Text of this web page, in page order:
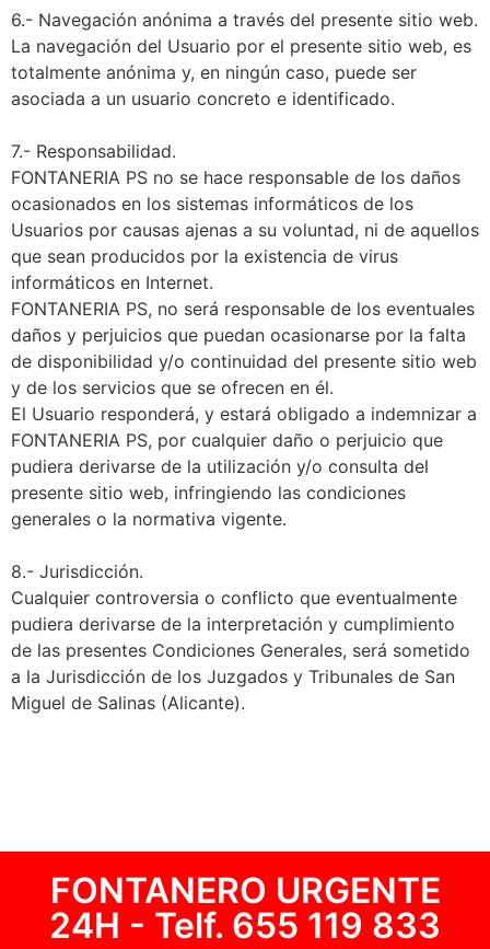
6.- Navegación anónima a través del presente sitio web.
La navegación del Usuario por el presente sitio web, es
totalmente anónima y, en ningún caso, puede ser
asociada a un usuario concreto e identificado.
7.- Responsabilidad.
FONTANERIA PS no se hace responsable de los daños
ocasionados en los sistemas informáticos de los
Usuarios por causas ajenas a su voluntad, ni de aquellos
que sean producidos por la existencia de virus
informáticos en Internet.
FONTANERIA PS, no será responsable de los eventuales
daños y perjuicios que puedan ocasionarse por la falta
de disponibilidad y/o continuidad del presente sitio web
y de los servicios que se ofrecen en él.
El Usuario responderá, y estará obligado a indemnizar a
FONTANERIA PS, por cualquier daño o perjuicio que
pudiera derivarse de la utilización y/o consulta del
presente sitio web, infringiendo las condiciones
generales o la normativa vigente.
8.- Jurisdicción.
Cualquier controversia o conflicto que eventualmente
pudiera derivarse de la interpretación y cumplimiento
de las presentes Condiciones Generales, será sometido
a la Jurisdicción de los Juzgados y Tribunales de San
Miguel de Salinas (Alicante).
FONTANERO URGENTE
24H - Telf. 655 119 833